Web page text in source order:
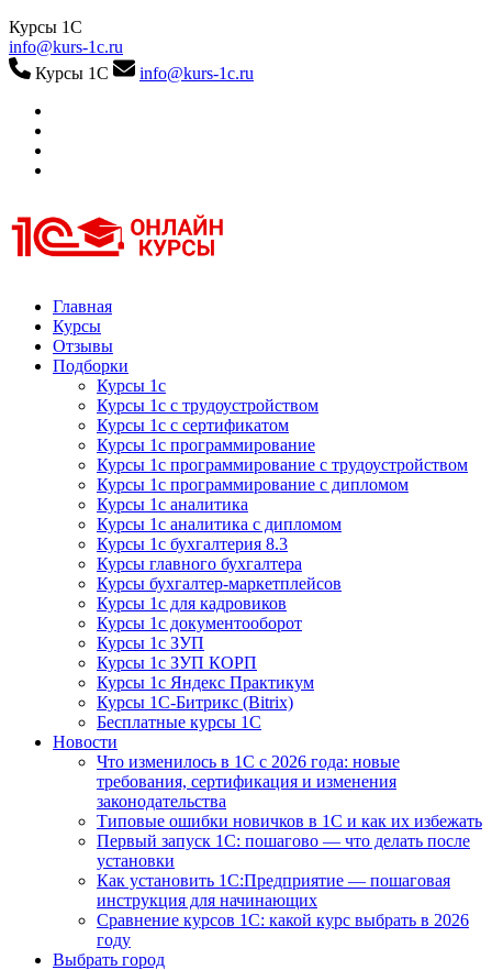
Курсы 1С
info@kurs-1c.ru
Курсы 1С
info@kurs-1c.ru
Курсы 1С
Курсы 1С официальная сертификация
Главная
Курсы
Отзывы
Подборки
Курсы 1с
Курсы 1с с трудоустройством
Курсы 1с с сертификатом
Курсы 1с программирование
Курсы 1с программирование с трудоустройством
Курсы 1с программирование с дипломом
Курсы 1с аналитика
Курсы 1с аналитика с дипломом
Курсы 1с бухгалтерия 8.3
Курсы главного бухгалтера
Курсы бухгалтер-маркетплейсов
Курсы 1с для кадровиков
Курсы 1с документооборот
Курсы 1с ЗУП
Курсы 1с ЗУП КОРП
Курсы 1с Яндекс Практикум
Курсы 1С-Битрикс (Bitrix)
Бесплатные курсы 1С
Новости
Что изменилось в 1С с 2026 года: новые
требования, сертификация и изменения
законодательства
Типовые ошибки новичков в 1С и как их избежать
Первый запуск 1С: пошагово — что делать после
установки
Как установить 1С:Предприятие — пошаговая
инструкция для начинающих
Сравнение курсов 1С: какой курс выбрать в 2026
году
Выбрать город